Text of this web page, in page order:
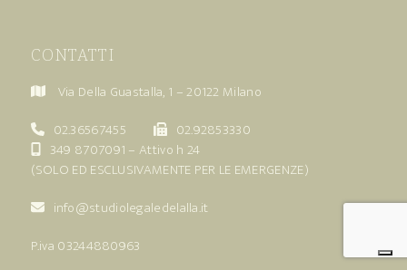
CONTATTI
Via Della Guastalla, 1 – 20122 Milano
02.36567455
02.92853330
349 8707091 – Attivo h 24
(SOLO ED ESCLUSIVAMENTE PER LE EMERGENZE)
info@studiolegaledelalla.it
P.iva 03244880963